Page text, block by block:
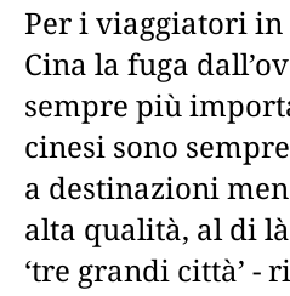
Per i viaggiatori
Cina la fuga
sempre più
cinesi sono
a destinazioni
alta qualità, al di
‘tre grandi città’ -